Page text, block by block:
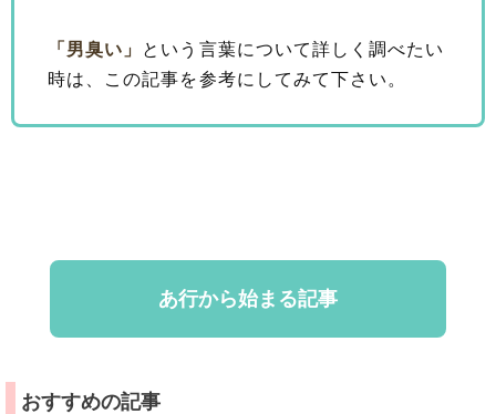
「男臭い」 という言葉について詳しく調べたい
時は、この記事を参考にしてみて下さい。
あ行から始まる記事
おすすめの記事